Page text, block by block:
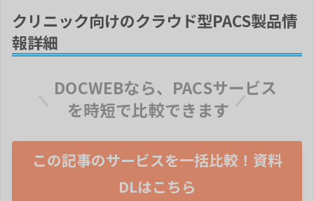
クリニック向けのクラウド型PACS製品情
報詳細
DOCWEBなら、 PACSサービス
を時短で比較できます
この記事のサービスを一括比較！資料
DLはこちら